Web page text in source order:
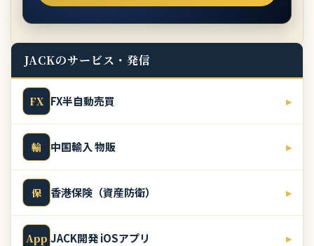
JACKのサービス・発信
FX FX半自動売買 ▸
輸 中国輸入 物販 ▸
保 香港保険（資産防衛） ▸
App JACK開発 iOSアプリ ▸